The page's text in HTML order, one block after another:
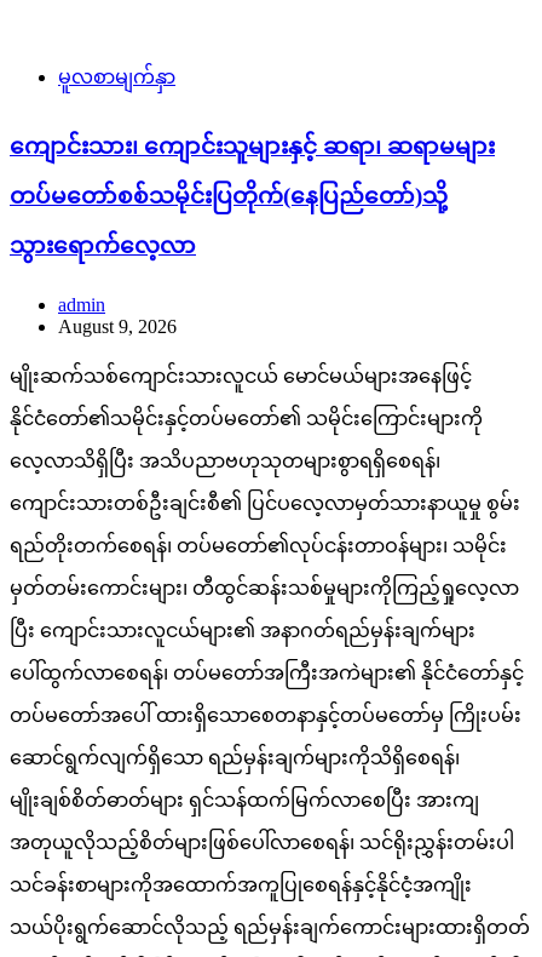
မူလစာမျက်နှာ
ကျောင်းသား၊ ကျောင်းသူများနှင့် ဆရာ၊ ဆရာမများ
တပ်မတော်စစ်သမိုင်းပြတိုက်(နေပြည်တော်)သို့
သွားရောက်လေ့လာ
admin
August 9, 2026
မျိုးဆက်သစ်ကျောင်းသားလူငယ် မောင်မယ်များအနေဖြင့်
နိုင်ငံတော်၏သမိုင်းနှင့်တပ်မတော်၏ သမိုင်းကြောင်းများကို
လေ့လာသိရှိပြီး အသိပညာဗဟုသုတများစွာရရှိစေရန်၊
ကျောင်းသားတစ်ဦးချင်းစီ၏ ပြင်ပလေ့လာမှတ်သားနာယူမှု စွမ်း
ရည်တိုးတက်စေရန်၊ တပ်မတော်၏လုပ်ငန်းတာဝန်များ၊ သမိုင်း
မှတ်တမ်းကောင်းများ၊ တီထွင်ဆန်းသစ်မှုများကိုကြည့်ရှုလေ့လာ
ပြီး ကျောင်းသားလူငယ်များ၏ အနာဂတ်ရည်မှန်းချက်များ
ပေါ်ထွက်လာစေရန်၊ တပ်မတော်အကြီးအကဲများ၏ နိုင်ငံတော်နှင့်
တပ်မတော်အပေါ် ထားရှိသောစေတနာနှင့်တပ်မတော်မှ ကြိုးပမ်း
ဆောင်ရွက်လျက်ရှိသော ရည်မှန်းချက်များကိုသိရှိစေရန်၊
မျိုးချစ်စိတ်ဓာတ်များ ရှင်သန်ထက်မြက်လာစေပြီး အားကျ
အတုယူလိုသည့်စိတ်များဖြစ်ပေါ်လာစေရန်၊ သင်ရိုးညွှန်းတမ်းပါ
သင်ခန်းစာများကိုအထောက်အကူပြုစေရန်နှင့်နိုင်ငံ့အကျိုး
သယ်ပိုးရွက်ဆောင်လိုသည့် ရည်မှန်းချက်ကောင်းများထားရှိတတ်